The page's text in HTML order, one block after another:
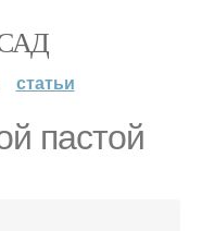
статьи
пастой